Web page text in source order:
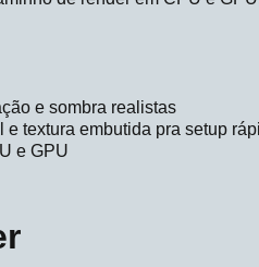
e sombra realistas
e textura embutida pra setup
e GPU